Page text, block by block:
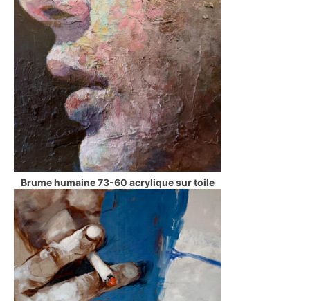
Brume humaine 73-60 acrylique sur toile